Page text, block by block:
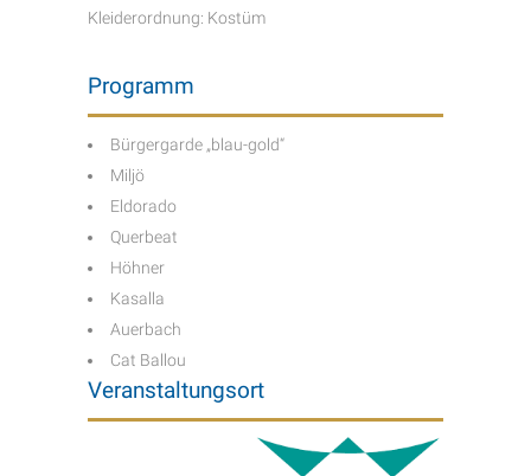
Kleiderordnung: Kostüm
Programm
Bürgergarde „blau-gold“
Miljö
Eldorado
Querbeat
Höhner
Kasalla
Auerbach
Cat Ballou
Veranstaltungsort